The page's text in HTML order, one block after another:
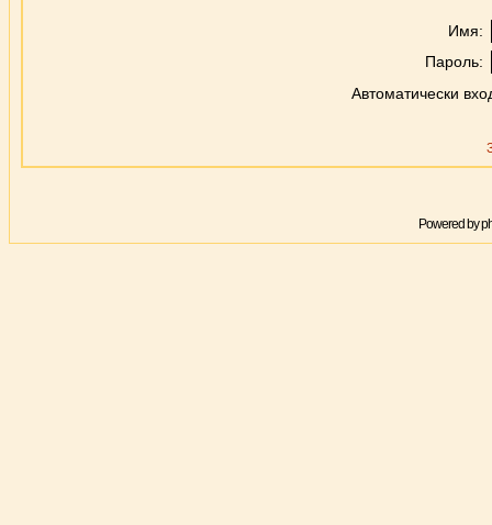
Имя:
Пароль:
Автоматически
Powered by